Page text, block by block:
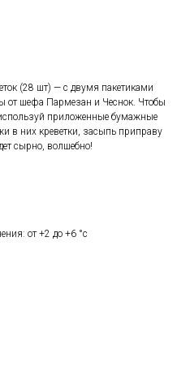
(28 шт) — с двумя пакетиками
от шефа Пармезан и Чеснок. Чтобы
приложенные бумажные
в них креветки, засыпь приправу
сырно, волшебно!
от +2 до +6 °с